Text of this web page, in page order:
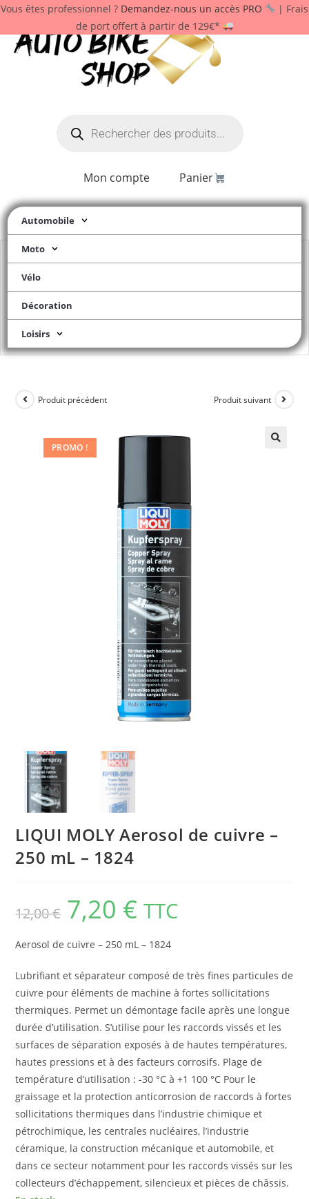
Vous êtes professionnel ? Demandez-nous un accès PRO
| Frais
de port offert à partir de 129€*
Mon compte Panier
Automobile
Moto
Vélo
Décoration
Loisirs
PROMO !
Produit précédent Produit suivant
LIQUI MOLY Aerosol de cuivre –
250 mL – 1824
12,00€ 7,20 € TTC
Aerosol de cuivre – 250 mL – 1824
Lubrifiant et séparateur composé de très fines particules de
cuivre pour éléments de machine à fortes sollicitations
thermiques. Permet un démontage facile après une longue
durée d’utilisation. S’utilise pour les raccords vissés et les
surfaces de séparation exposés à de hautes températures,
hautes pressions et à des facteurs corrosifs. Plage de
température d’utilisation : -30 °C à +1 100 °C Pour le
graissage et la protection anticorrosion de raccords à fortes
sollicitations thermiques dans l’industrie chimique et
pétrochimique, les centrales nucléaires, l’industrie
céramique, la construction mécanique et automobile, et
dans ce secteur notamment pour les raccords vissés sur les
collecteurs d’échappement, silencieux et pièces de châssis.